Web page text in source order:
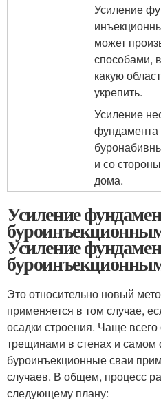
Усиление
может
способами,
какую
укрепить.
Усиление
фундамента
и со
дома.
Усиление
Усиление
Это относительно новый
применяется в том случае,
осадки строения. Чаще всего
трещинами в стенах и
буроинъекционные сваи
случаев. В общем, процесс
следующему плану: